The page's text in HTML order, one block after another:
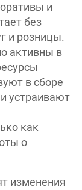
и
без
и розницы.
активны в
в сборе
устраивают
как
о
изменения